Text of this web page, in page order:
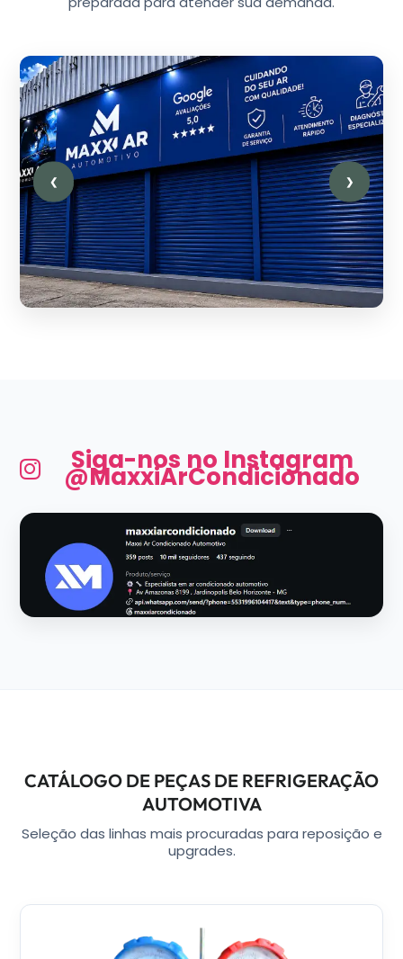
❮ ❯
Siga-nos no Instagram
@MaxxiArCondicionado
CATÁLOGO DE PEÇAS DE REFRIGERAÇÃO
AUTOMOTIVA
Seleção das linhas mais procuradas para reposição e
upgrades.